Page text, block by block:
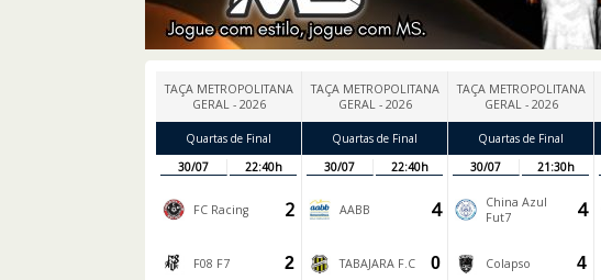
TAÇA METROPOLITANA
GERAL - 2026
Quartas de Final
30/07
22:40h
FC Racing 2
F08 F7 2
TAÇA METROPOLITANA
GERAL - 2026
Quartas de Final
30/07
22:40h
AABB 4
TABAJARA F.C 0
TAÇA METROPOLITANA
GERAL - 2026
Quartas de Final
30/07
21:30h
China Azul
Fut7
4
Colapso 4